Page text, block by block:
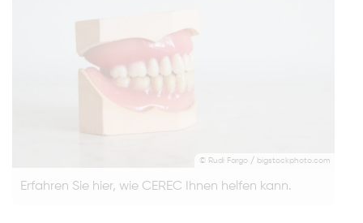
© Rudi Fargo / bigstockphoto.com
Erfahren Sie hier, wie CEREC Ihnen helfen kann.